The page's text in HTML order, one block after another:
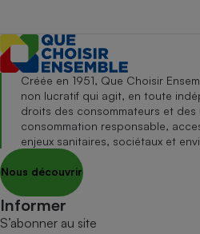
Créée en 1951, Que Choisir
non lucratif qui agit, en toute
droits des consommateurs et
consommation responsable,
enjeux sanitaires, sociétaux et
Nous découvrir
Informer
S’abonner au site